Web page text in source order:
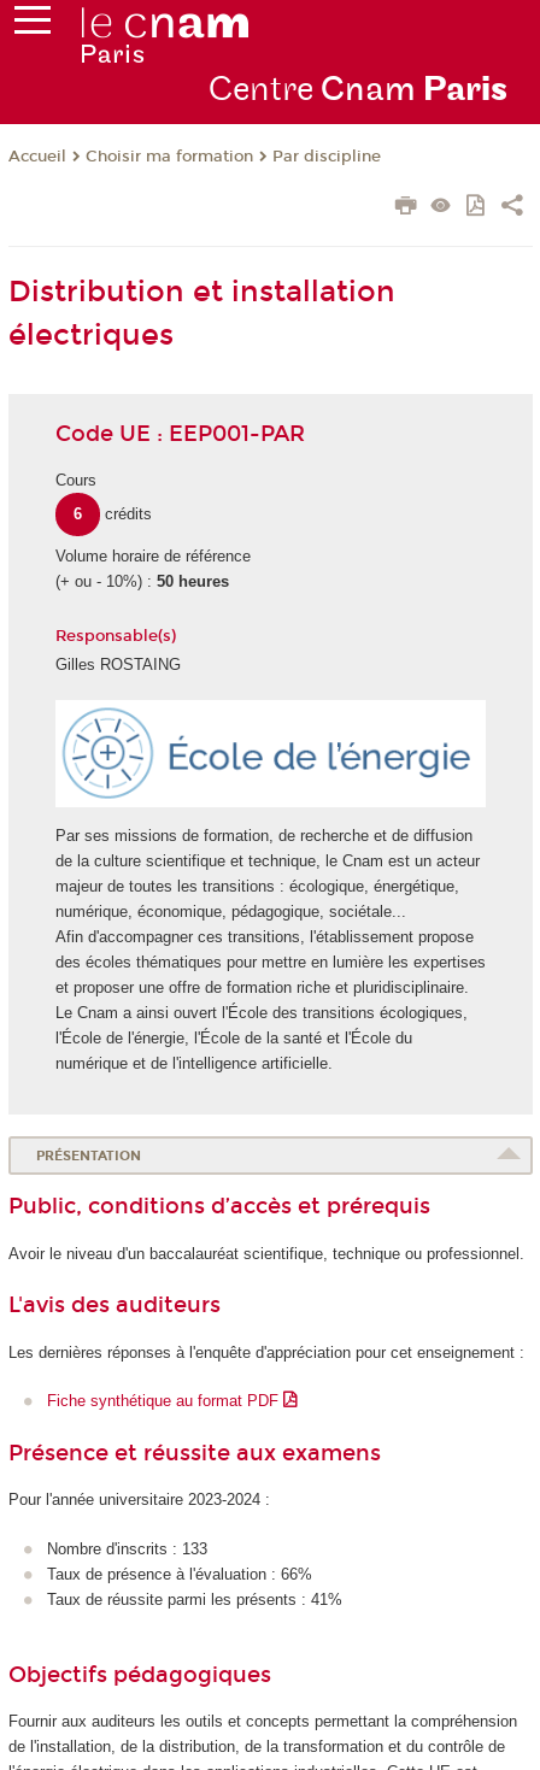
Centre Cnam Paris
Accueil Choisir ma formation Par discipline
Distribution et installation
électriques
Code UE : EEP001-PAR
Cours
6
crédits
Volume horaire de référence
(+ ou - 10%) : 50 heures
Responsable(s)
Gilles ROSTAING
Par ses missions de formation, de recherche et de diffusion
de la culture scientifique et technique, le Cnam est un acteur
majeur de toutes les transitions : écologique, énergétique,
numérique, économique, pédagogique, sociétale...
Afin d'accompagner ces transitions, l'établissement propose
des écoles thématiques pour mettre en lumière les expertises
et proposer une offre de formation riche et pluridisciplinaire.
Le Cnam a ainsi ouvert l'École des transitions écologiques,
l'École de l'énergie, l'École de la santé et l'École du
numérique et de l'intelligence artificielle.
PRÉSENTATION
Public, conditions d’accès et prérequis
Avoir le niveau d'un baccalauréat scientifique, technique ou professionnel.
L'avis des auditeurs
Les dernières réponses à l'enquête d'appréciation pour cet enseignement :
Fiche synthétique au format PDF
Présence et réussite aux examens
Pour l'année universitaire 2023-2024 :
Nombre d'inscrits : 133
Taux de présence à l'évaluation : 66%
Taux de réussite parmi les présents : 41%
Objectifs pédagogiques
Fournir aux auditeurs les outils et concepts permettant la compréhension
de l'installation, de la distribution, de la transformation et du contrôle de